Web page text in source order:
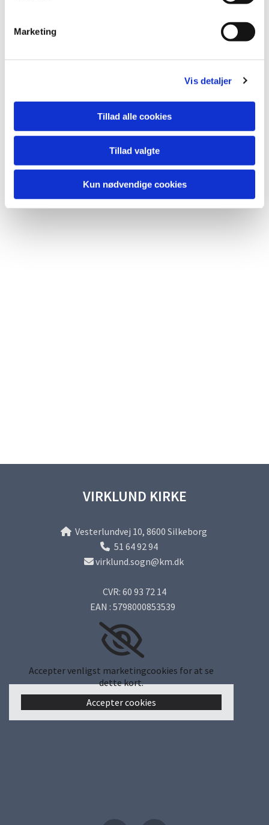
Marketing
Vis detaljer
Tillad alle cookies
Tillad valgte
Kun nødvendige cookies
Du vil måske også kunne
lide...
VIRKLUND KIRKE
Vesterlundvej 10, 8600 Silkeborg
 51 64 92 94
virklund.sogn@km.dk
CVR: 60 93 72 14
EAN : 5798000853539
Accepter venligst marketingcookies for at se
dette kort.
Accepter cookies